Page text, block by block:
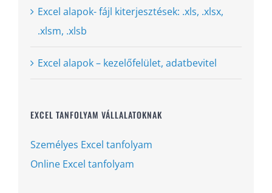
Excel alapok- fájl kiterjesztések: .xls, .xlsx,
.xlsm, .xlsb
Excel alapok – kezelőfelület, adatbevitel
EXCEL TANFOLYAM VÁLLALATOKNAK
Személyes Excel tanfolyam
Online Excel tanfolyam